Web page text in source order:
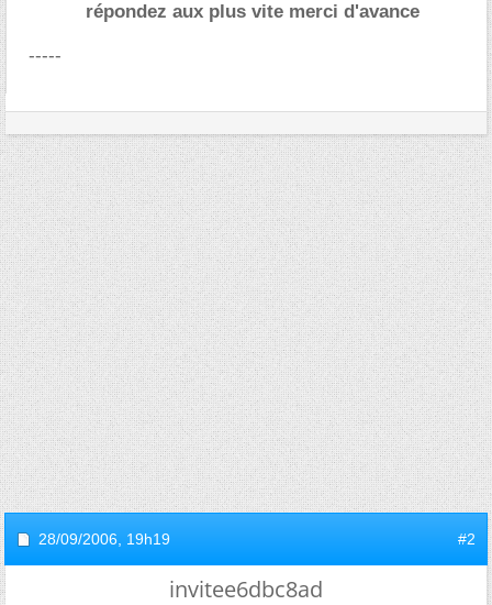
répondez aux plus vite merci d'avance
-----
28/09/2006, 19h19 #2
invitee6dbc8ad